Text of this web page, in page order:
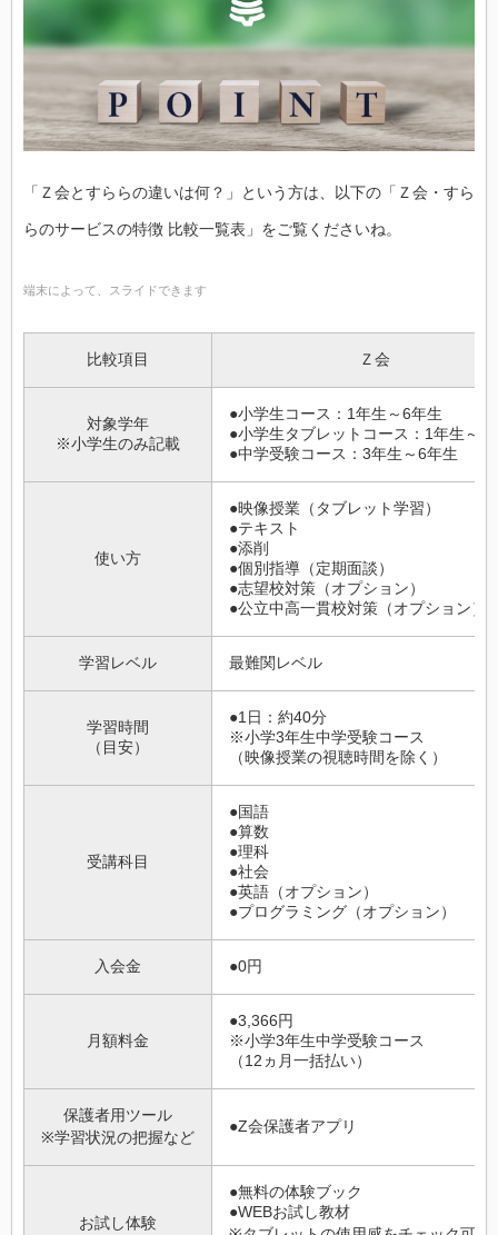
「Ｚ会とすららの違いは何？」という方は、以下の「Ｚ会・すら
らのサービスの特徴 比較一覧表」をご覧くださいね。
端末によって、スライドできます
比較項目 Ｚ会
対象学年
※小学生のみ記載
●小学生コース：1年生～6年生
●小学生タブレットコース：1年生～6
●中学受験コース：3年生～6年生
使い方
●映像授業（タブレット学習）
●テキスト
●添削
●個別指導（定期面談）
●志望校対策（オプション）
●公立中高一貫校対策（オプション）
学習レベル 最難関レベル
学習時間
（目安）
●1日：約40分
※小学3年生中学受験コース
（映像授業の視聴時間を除く）
受講科目
●国語
●算数
●理科
●社会
●英語（オプション）
●プログラミング（オプション）
入会金 ●0円
月額料金
●3,366円
※小学3年生中学受験コース
（12ヵ月一括払い）
保護者用ツール
※学習状況の把握など
●Z会保護者アプリ
お試し体験
●無料の体験ブック
●WEBお試し教材